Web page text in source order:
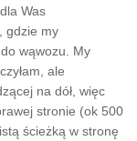
Was
gdzie my
wąwozu. My
ale
na dół, więc
stronie (ok 500
ścieżką w stronę